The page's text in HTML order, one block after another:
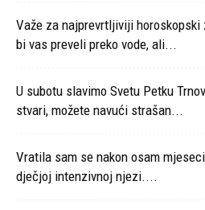
Važe za najprevrtljiviji horoskopski
bi vas preveli preko vode, ali...
U subotu slavimo Svetu Petku
stvari, možete navući strašan...
Vratila sam se nakon osam
dječjoj intenzivnoj njezi....